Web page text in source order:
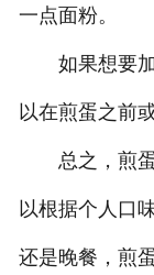
一点面粉。
如果想要加
以在煎蛋之前
总之，煎蛋
以根据个人口
还是晚餐，煎